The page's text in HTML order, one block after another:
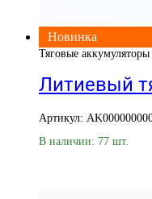
Новинка
Тяговые аккумуляторы
Литиевый
Артикул:
В наличии: 77 шт.